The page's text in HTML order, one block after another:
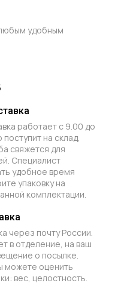
удобным
работает с 9.00 до
поступит на склад,
свяжется для
Специалист
удобное время
упаковку на
комплектации.
через почту России.
в отделение, на ваш
о посылке.
можете оценить
вес, целостность.